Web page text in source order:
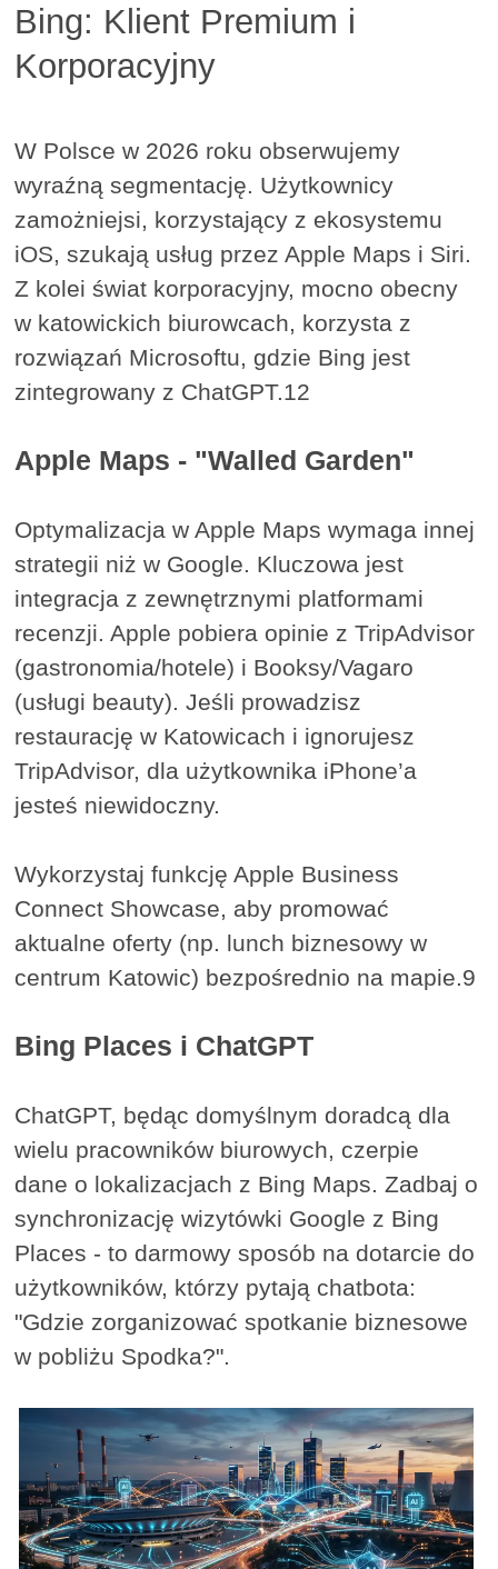
Bing: Klient Premium i
Korporacyjny
W Polsce w 2026 roku obserwujemy
wyraźną segmentację. Użytkownicy
zamożniejsi, korzystający z ekosystemu
iOS, szukają usług przez Apple Maps i Siri.
Z kolei świat korporacyjny, mocno obecny
w katowickich biurowcach, korzysta z
rozwiązań Microsoftu, gdzie Bing jest
zintegrowany z ChatGPT.12
Apple Maps - "Walled Garden"
Optymalizacja w Apple Maps wymaga innej
strategii niż w Google. Kluczowa jest
integracja z zewnętrznymi platformami
recenzji. Apple pobiera opinie z TripAdvisor
(gastronomia/hotele) i Booksy/Vagaro
(usługi beauty). Jeśli prowadzisz
restaurację w Katowicach i ignorujesz
TripAdvisor, dla użytkownika iPhone’a
jesteś niewidoczny.
Wykorzystaj funkcję Apple Business
Connect Showcase, aby promować
aktualne oferty (np. lunch biznesowy w
centrum Katowic) bezpośrednio na mapie.9
Bing Places i ChatGPT
ChatGPT, będąc domyślnym doradcą dla
wielu pracowników biurowych, czerpie
dane o lokalizacjach z Bing Maps. Zadbaj o
synchronizację wizytówki Google z Bing
Places - to darmowy sposób na dotarcie do
użytkowników, którzy pytają chatbota:
"Gdzie zorganizować spotkanie biznesowe
w pobliżu Spodka?".